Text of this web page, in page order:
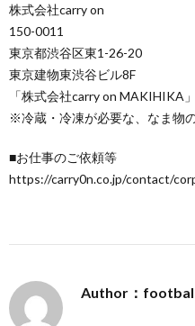
株式会社carry on
150-0011
東京都渋谷区東1-26-20
東京建物東渋谷ビル8F
「株式会社carry on MAKIHIKA
※冷蔵・冷凍が必要な、なま物
■お仕事のご依頼等
https://carry0n.co.jp/contact/
Author：